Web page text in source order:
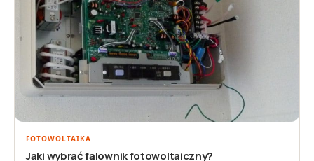
FOTOWOLTAIKA
Jaki wybrać falownik fotowoltaiczny?